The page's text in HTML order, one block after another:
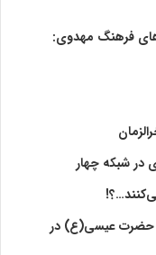
فرهنگ مهدوی:‌
در شبکه چهار
حضرت عیسی(ع) در